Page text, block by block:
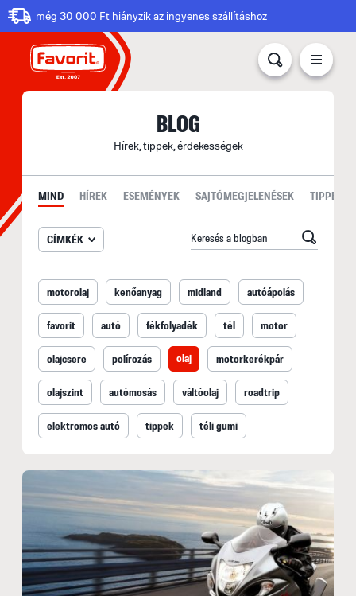
még 30 000 Ft hiányzik az ingyenes szállításhoz
BLOG
Hírek, tippek, érdekességek
MIND HÍREK ESEMÉNYEK SAJTÓMEGJELENÉSEK TIPPEK
CÍMKÉK
motorolaj kenőanyag midland autóápolás
favorit autó fékfolyadék tél motor
olajcsere polírozás olaj motorkerékpár
olajszint autómosás váltóolaj roadtrip
elektromos autó tippek téli gumi